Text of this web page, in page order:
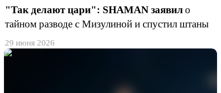
"Так делают цари": SHAMAN заявило
тайном разводе с Мизулиной и спустил штаны
29 июня 2026